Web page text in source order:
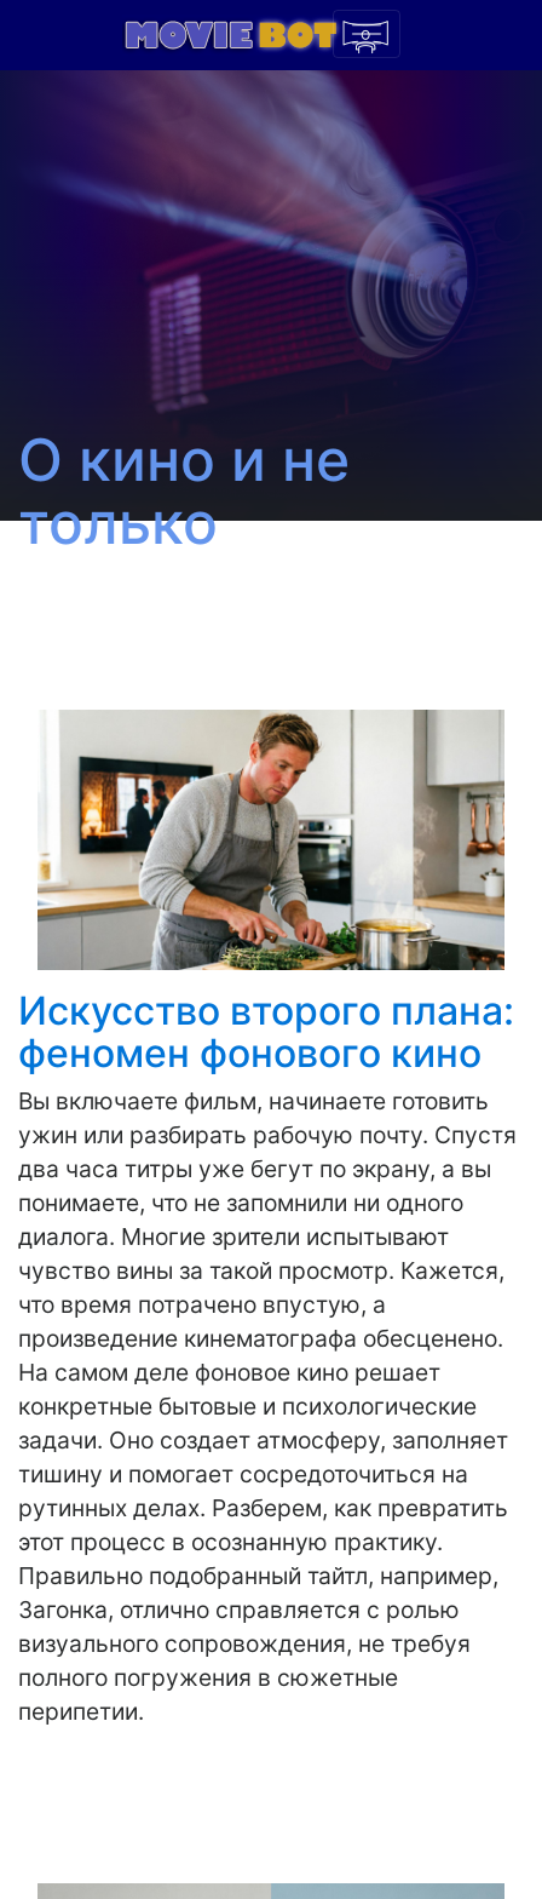
О кино и не
только
Искусство второго плана:
феномен фонового кино
Вы включаете фильм, начинаете готовить
ужин или разбирать рабочую почту. Спустя
два часа титры уже бегут по экрану, а вы
понимаете, что не запомнили ни одного
диалога. Многие зрители испытывают
чувство вины за такой просмотр. Кажется,
что время потрачено впустую, а
произведение кинематографа обесценено.
На самом деле фоновое кино решает
конкретные бытовые и психологические
задачи. Оно создает атмосферу, заполняет
тишину и помогает сосредоточиться на
рутинных делах. Разберем, как превратить
этот процесс в осознанную практику.
Правильно подобранный тайтл, например,
Загонка, отлично справляется с ролью
визуального сопровождения, не требуя
полного погружения в сюжетные
перипетии.